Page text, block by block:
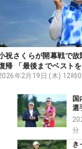
祝さくらが開幕戦で
帰 「最後までベスト
フ・オフトレ情報】
年2月19日 (木) 12時
国
選
う
小
莉
分
き